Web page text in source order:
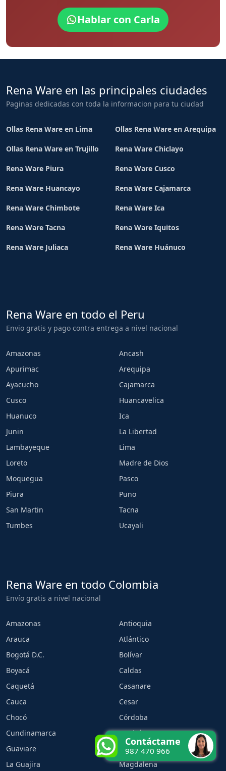
Hablar con Carla
Rena Ware en las principales ciudades
Paginas dedicadas con toda la informacion para tu ciudad
Ollas Rena Ware en Lima Ollas Rena Ware en Arequipa
Ollas Rena Ware en Trujillo Rena Ware Chiclayo
Rena Ware Piura Rena Ware Cusco
Rena Ware Huancayo Rena Ware Cajamarca
Rena Ware Chimbote Rena Ware Ica
Rena Ware Tacna Rena Ware Iquitos
Rena Ware Juliaca Rena Ware Huánuco
Rena Ware en todo el Peru
Envio gratis y pago contra entrega a nivel nacional
Amazonas
Ancash
Apurimac
Arequipa
Ayacucho
Cajamarca
Cusco
Huancavelica
Huanuco
Ica
Junin
La Libertad
Lambayeque
Lima
Loreto
Madre de Dios
Moquegua
Pasco
Piura
Puno
San Martin
Tacna
Tumbes
Ucayali
Rena Ware en todo Colombia
Envío gratis a nivel nacional
Amazonas
Antioquia
Arauca
Atlántico
Bogotá D.C.
Bolívar
Boyacá
Caldas
Caquetá
Casanare
Cauca
Cesar
Chocó
Córdoba
Cundinamarca
Guainía
Guaviare
Huila
La Guajira
Magdalena
Contáctame
987 470 966